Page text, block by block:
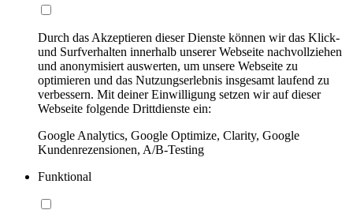
Durch das Akzeptieren dieser Dienste können wir das Klick-
und Surfverhalten innerhalb unserer Webseite nachvollziehen
und anonymisiert auswerten, um unsere Webseite zu
optimieren und das Nutzungserlebnis insgesamt laufend zu
verbessern. Mit deiner Einwilligung setzen wir auf dieser
Webseite folgende Drittdienste ein:
Google Analytics, Google Optimize, Clarity, Google
Kundenrezensionen, A/B-Testing
Funktional